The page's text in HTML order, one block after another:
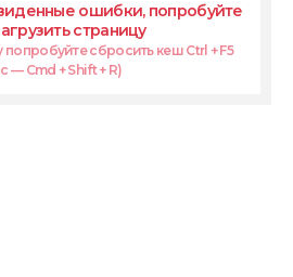
ошибки, попробуйте
страницу
попробуйте сбросить кеш Ctrl + F5
— Cmd + Shift + R)